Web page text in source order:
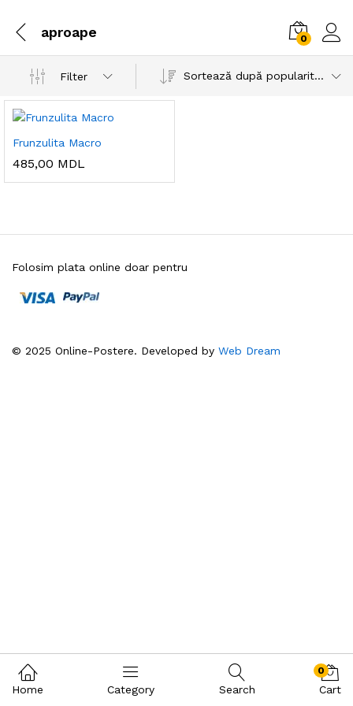
aproape 0
Filter Sortează după popularitatea vânzărilor
Frunzulita Macro
485,00 MDL
© 2025 Online-Postere. Developed by Web Dream
Folosim plata online doar pentru
Home Category Search
0
Cart